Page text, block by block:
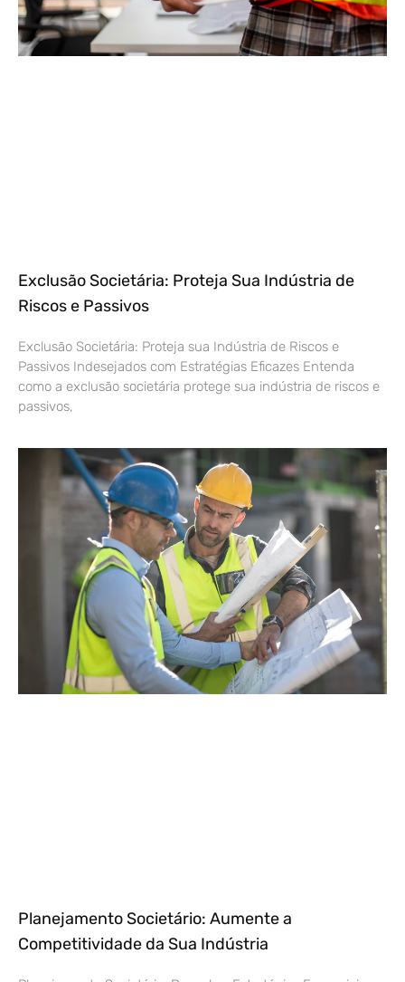
Exclusão Societária: Proteja Sua Indústria de
Riscos e Passivos
Exclusão Societária: Proteja sua Indústria de Riscos e
Passivos Indesejados com Estratégias Eficazes Entenda
como a exclusão societária protege sua indústria de riscos e
passivos,
Planejamento Societário: Aumente a
Competitividade da Sua Indústria